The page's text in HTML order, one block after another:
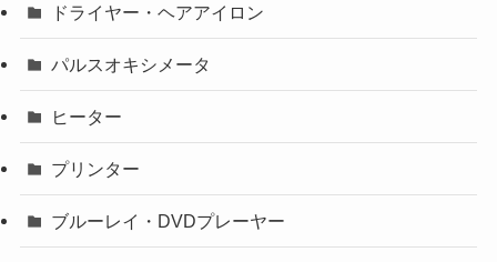
ドライヤー・ヘアアイロン
パルスオキシメータ
ヒーター
プリンター
ブルーレイ・DVDプレーヤー